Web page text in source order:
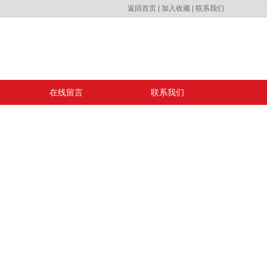
返回首页 加入收藏 联系我们
在线留言 联系我们